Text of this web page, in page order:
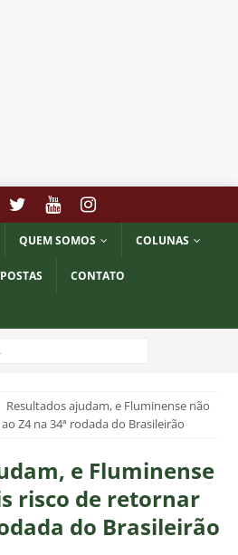
QUEM SOMOS COLUNAS
CONTATO
Resultados ajudam, e Fluminense não
Z4 na 34ª rodada do Brasileirão
e Fluminense
risco de retornar
do Brasileirão